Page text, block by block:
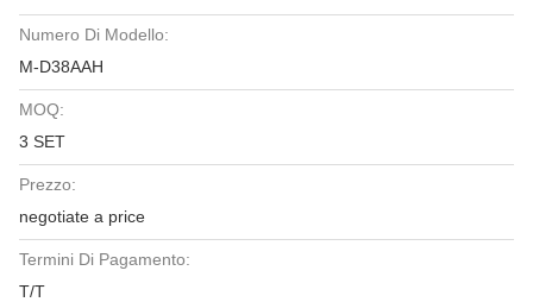
Numero Di Modello:
M-D38AAH
MOQ:
3 SET
Prezzo:
negotiate a price
Termini Di Pagamento:
T/T